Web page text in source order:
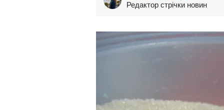
Редактор стрічки новин